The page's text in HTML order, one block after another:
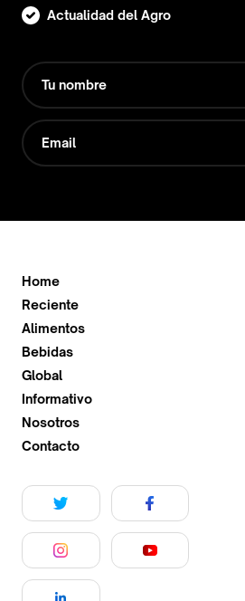
Actualidad del Agro
Home
Reciente
Alimentos
Bebidas
Global
Informativo
Nosotros
Contacto